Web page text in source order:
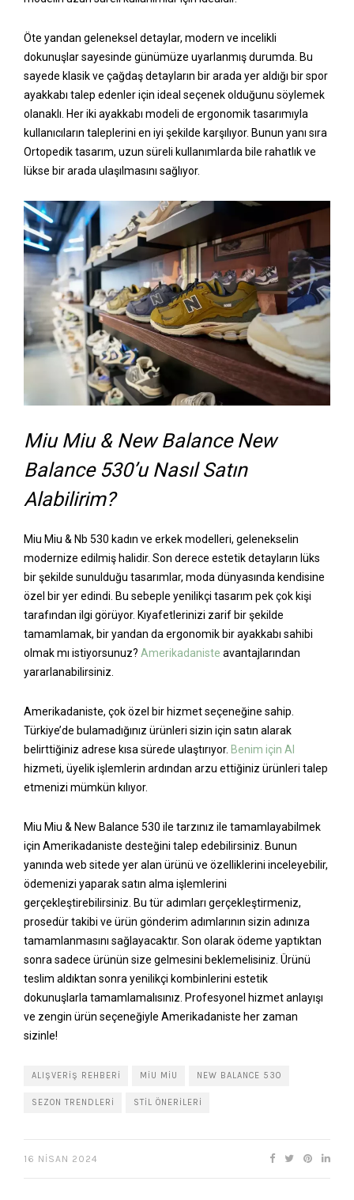
Öte yandan geleneksel detaylar, modern ve incelikli
dokunuşlar sayesinde günümüze uyarlanmış durumda. Bu
sayede klasik ve çağdaş detayların bir arada yer aldığı bir spor
ayakkabı talep edenler için ideal seçenek olduğunu söylemek
olanaklı. Her iki ayakkabı modeli de ergonomik tasarımıyla
kullanıcıların taleplerini en iyi şekilde karşılıyor. Bunun yanı sıra
Ortopedik tasarım, uzun süreli kullanımlarda bile rahatlık ve
lükse bir arada ulaşılmasını sağlıyor.
Miu Miu & New Balance New
Balance 530’u Nasıl Satın
Alabilirim?
Miu Miu & Nb 530 kadın ve erkek modelleri, gelenekselin
modernize edilmiş halidir. Son derece estetik detayların lüks
bir şekilde sunulduğu tasarımlar, moda dünyasında kendisine
özel bir yer edindi. Bu sebeple yenilikçi tasarım pek çok kişi
tarafından ilgi görüyor. Kıyafetlerinizi zarif bir şekilde
tamamlamak, bir yandan da ergonomik bir ayakkabı sahibi
olmak mı istiyorsunuz? Amerikadaniste avantajlarından
yararlanabilirsiniz.
Amerikadaniste, çok özel bir hizmet seçeneğine sahip.
Türkiye’de bulamadığınız ürünleri sizin için satın alarak
belirttiğiniz adrese kısa sürede ulaştırıyor. Benim için Al
hizmeti, üyelik işlemlerin ardından arzu ettiğiniz ürünleri talep
etmenizi mümkün kılıyor.
Miu Miu & New Balance 530 ile tarzınız ile tamamlayabilmek
için Amerikadaniste desteğini talep edebilirsiniz. Bunun
yanında web sitede yer alan ürünü ve özelliklerini inceleyebilir,
ödemenizi yaparak satın alma işlemlerini
gerçekleştirebilirsiniz. Bu tür adımları gerçekleştirmeniz,
prosedür takibi ve ürün gönderim adımlarının sizin adınıza
tamamlanmasını sağlayacaktır. Son olarak ödeme yaptıktan
sonra sadece ürünün size gelmesini beklemelisiniz. Ürünü
teslim aldıktan sonra yenilikçi kombinlerini estetik
dokunuşlarla tamamlamalısınız. Profesyonel hizmet anlayışı
ve zengin ürün seçeneğiyle Amerikadaniste her zaman
sizinle!
ALIŞVERIŞ REHBERI MIU MIU NEW BALANCE 530
SEZON TRENDLERI STIL ÖNERILERI
16 NISAN 2024